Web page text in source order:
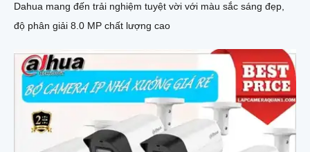
Dahua mang đến trải nghiệm tuyệt vời với màu sắc sáng đẹp,
độ phân giải 8.0 MP chất lượng cao